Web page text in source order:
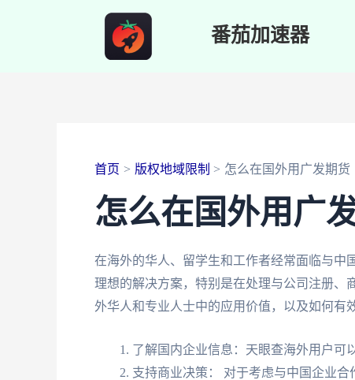
番茄加速器
首页 版权地域限制 怎么在国外用广发期货
怎么在国外用广
在海外的华人、留学生和工作者经常面临与中
理想的解决方案，特别是在处理与公司注册、
外华人和专业人士中的应用价值，以及如何有
了解国内企业信息：天眼查海外用户可
支持商业决策： 对于考虑与中国企业合